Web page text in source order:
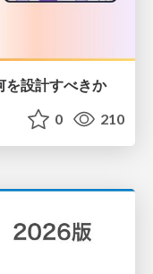
を設計すべきか
0 210